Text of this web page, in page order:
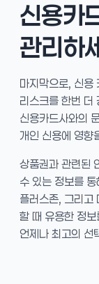
신용카
관리하
마지막으로, 신용
리스크를 한번 더
신용카드사와의
개인 신용에 영향
상품권과 관련된
수 있는 정보를
플러스존, 그리고
할 때 유용한 정
언제나 최고의 선